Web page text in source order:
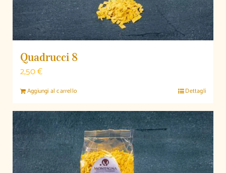
Quadrucci 8
2,50€
Aggiungi al carrello Dettagli